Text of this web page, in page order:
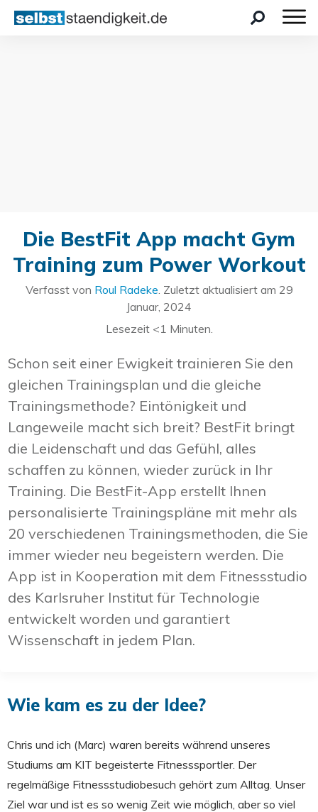
Die BestFit App macht Gym
Training zum Power Workout
Verfasst von Roul Radeke. Zuletzt aktualisiert am 29
Januar, 2024
Lesezeit <1 Minuten.
Schon seit einer Ewigkeit trainieren Sie den
gleichen Trainingsplan und die gleiche
Trainingsmethode? Eintönigkeit und
Langeweile macht sich breit? BestFit bringt
die Leidenschaft und das Gefühl, alles
schaffen zu können, wieder zurück in Ihr
Training. Die BestFit-App erstellt Ihnen
personalisierte Trainingspläne mit mehr als
20 verschiedenen Trainingsmethoden, die Sie
immer wieder neu begeistern werden. Die
App ist in Kooperation mit dem Fitnessstudio
des Karlsruher Institut für Technologie
entwickelt worden und garantiert
Wissenschaft in jedem Plan.
Wie kam es zu der Idee?
Chris und ich (Marc) waren bereits während unseres
Studiums am KIT begeisterte Fitnesssportler. Der
regelmäßige Fitnessstudiobesuch gehört zum Alltag. Unser
Ziel war und ist es so wenig Zeit wie möglich, aber so viel